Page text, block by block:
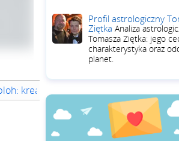
kreatywna siła w modzie i designie
Profil astrologiczny
Ziętka Analiza
Tomasza Ziętka: jego
charakterystyka oraz
planet.